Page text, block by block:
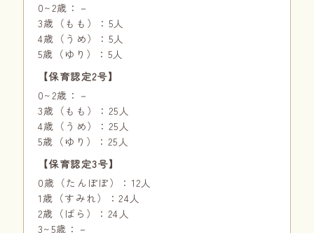
0~2歳：－
3歳（もも）：5人
4歳（うめ）：5人
5歳（ゆり）：5人
【保育認定2号】
0~2歳：－
3歳（もも）：25人
4歳（うめ）：25人
5歳（ゆり）：25人
【保育認定3号】
0歳（たんぽぽ）：12人
1歳（すみれ）：24人
2歳（ばら）：24人
3~5歳：－